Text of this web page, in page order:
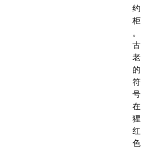
约
柜
。
古
老
的
符
号
在
猩
红
色